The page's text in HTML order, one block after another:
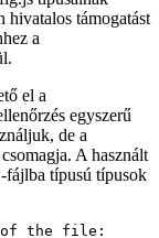
Next.js
mivel
típusainak
támogatást
a
el a
egyszerű
de a
A használt
típusú típusok